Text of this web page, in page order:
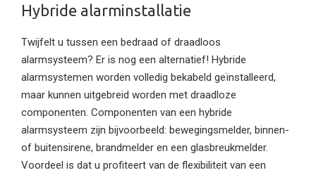
Hybride alarminstallatie
Twijfelt u tussen een bedraad of draadloos
alarmsysteem? Er is nog een alternatief! Hybride
alarmsystemen worden volledig bekabeld geïnstalleerd,
maar kunnen uitgebreid worden met draadloze
componenten. Componenten van een hybride
alarmsysteem zijn bijvoorbeeld: bewegingsmelder, binnen-
of buitensirene, brandmelder en een glasbreukmelder.
Voordeel is dat u profiteert van de flexibiliteit van een